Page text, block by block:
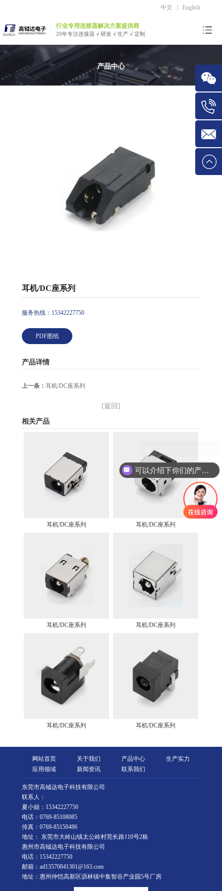
中文 English
行业专用连接器解决方案提供商
20年专注连接器 √ 研发 √ 生产 √ 定制
产品中心
耳机/DC座系列
服务热线：15342227750
PDF图纸
产品详情
上一条： 耳机/DC座系列
[返回]
相关产品
耳机/DC座系列 耳机/DC座系列
耳机/DC座系列 耳机/DC座系列
耳机/DC座系列 耳机/DC座系列
网站首页 关于我们 产品中心
生产实力
应用领域
新闻资讯 联系我们
东莞市高钺达电子科技有限公司
联系人：
夏小姐：15342227750
电话：0769-85108085
传真：0769-85150486
地址： 东莞市大岭山镇太公岭村莞长路110号2栋
惠州市高钺达电子科技有限公司
电话：15342227750
邮箱：ad13570841301@163.com
地址：惠州仲恺高新区沥林镇中集智谷产业园5号厂房
微信
E-mail
可以介绍下你们的产品么